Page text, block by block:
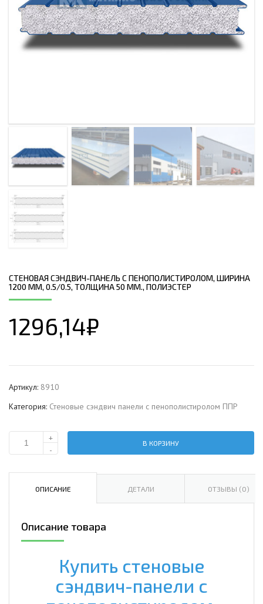
СТЕНОВАЯ СЭНДВИЧ-ПАНЕЛЬ С ПЕНОПОЛИСТИРОЛОМ, ШИРИНА
1200 ММ, 0.5/0.5, ТОЛЩИНА 50 ММ., ПОЛИЭСТЕР
1296,14₽
Артикул: 8910
Категория: Стеновые сэндвич панели с пенополистиролом ППР
Количество
сэндвич-
ширина
1200
+
-
В КОРЗИНУ
ОПИСАНИЕ ДЕТАЛИ ОТЗЫВЫ (0)
Описание товара
Купить стеновые
сэндвич-панели с